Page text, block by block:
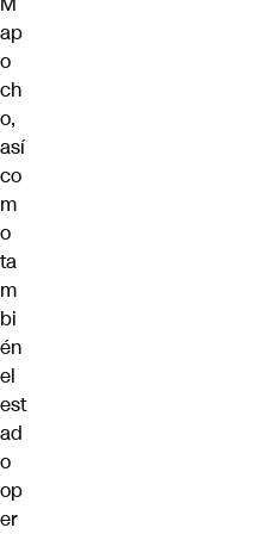
ap
o
ch
o,
así
co
m
o
ta
m
bi
én
el
est
ad
o
op
er